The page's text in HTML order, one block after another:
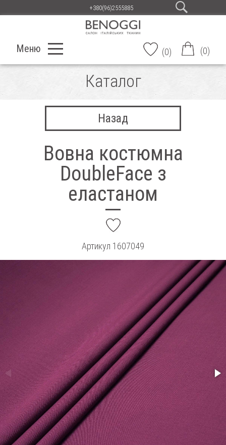
+380(96)2555885
Меню (0) (0)
Каталог
Назад
Вовна костюмна
DoubleFace з
еластаном
Артикул 1607049